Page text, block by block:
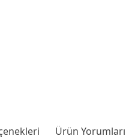
Ürün Yorumları